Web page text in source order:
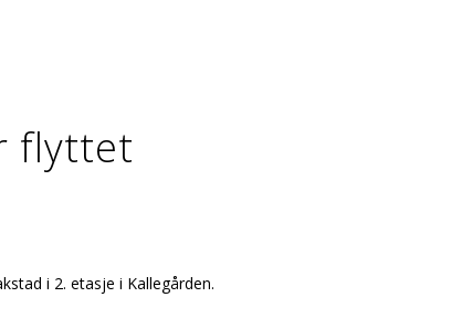
flyttet
i 2. etasje i Kallegården.